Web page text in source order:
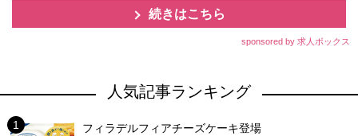
続きはこちら
sponsored by 求人ボックス
人気記事ランキング
フィラデルフィアチーズケーキ登場